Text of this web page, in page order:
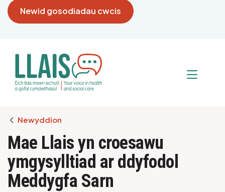
Newid gosodiadau cwcis
Breadcrumb
Newyddion
Mae Llais yn croesawu
ymgysylltiad ar ddyfodol
Meddygfa Sarn